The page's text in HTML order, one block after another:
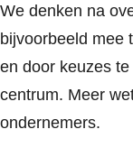
We denken na
bijvoorbeeld mee
en door keuzes
centrum. Meer
ondernemers.